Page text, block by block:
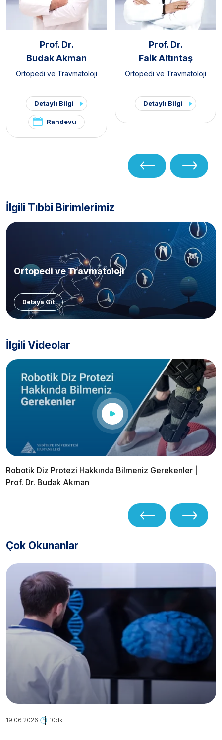
Prof. Dr.
Budak Akman
Ortopedi ve Travmatoloji
Detaylı Bilgi
Randevu
Prof. Dr.
Faik Altıntaş
Ortopedi ve Travmatoloji
Detaylı Bilgi
İlgili Tıbbi Birimlerimiz
Ortopedi ve Travmatoloji
Detaya Git
İlgili Videolar
Robotik Diz Protezi Hakkında Bilmeniz Gerekenler |
Prof. Dr. Budak Akman
Çok Okunanlar
19.06.2026 10dk.